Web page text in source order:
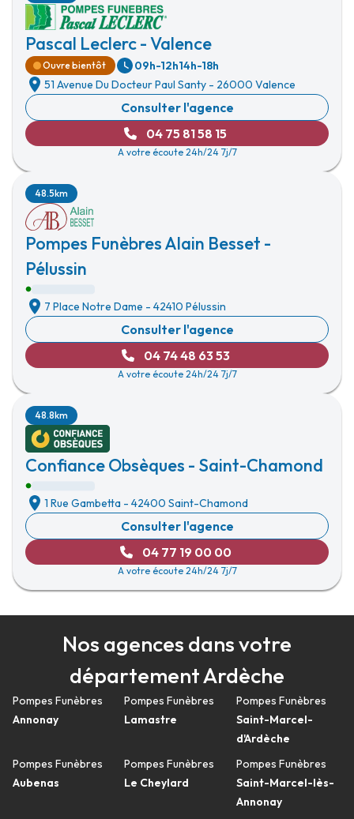
Pascal Leclerc - Valence
Ouvre bientôt 09h-12h14h-18h
51 Avenue Du Docteur Paul Santy - 26000 Valence
Consulter l'agence
04 75 81 58 15
A votre écoute 24h/24 7j/7
Pompes Funèbres Alain Besset -
Pélussin
48.5km
7 Place Notre Dame - 42410 Pélussin
Consulter l'agence
04 74 48 63 53
A votre écoute 24h/24 7j/7
Confiance Obsèques - Saint-Chamond
48.8km
1 Rue Gambetta - 42400 Saint-Chamond
Consulter l'agence
04 77 19 00 00
A votre écoute 24h/24 7j/7
Nos agences dans votre
département Ardèche
Pompes Funèbres
Annonay
Pompes Funèbres
Aubenas
Pompes Funèbres
Lamastre
Pompes Funèbres
Le Cheylard
Pompes Funèbres
Saint-Marcel-
d'Ardèche
Pompes Funèbres
Saint-Marcel-lès-
Annonay